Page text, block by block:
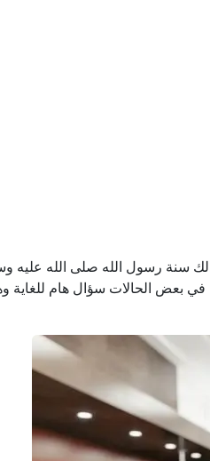
سنة رسول الله صلى الله عليه
في بعض الحالات سؤال هام